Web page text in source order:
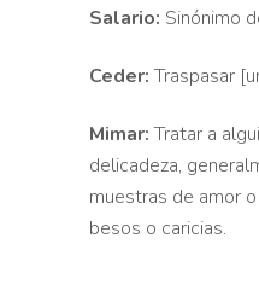
Salario: Sinónimo
Ceder: Traspasar
Mimar: Tratar a
delicadeza,
muestras de amor
besos o caricias.